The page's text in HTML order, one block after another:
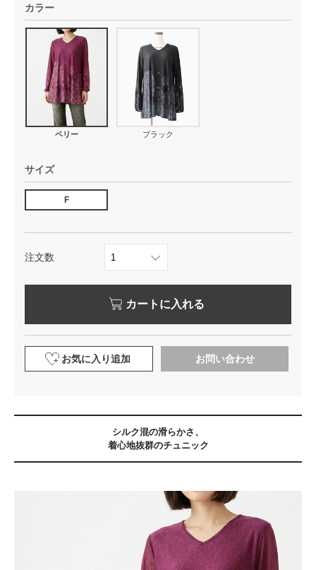
カラー
ベリー ブラック
サイズ
F
注文数
カートに入れる
お気に入り追加 お問い合わせ
シルク混の滑らかさ、
着心地抜群のチュニック